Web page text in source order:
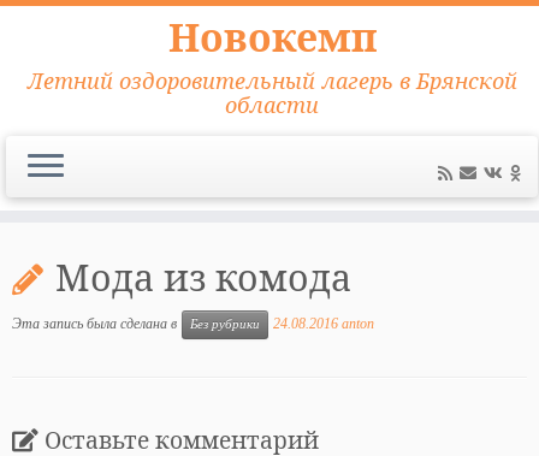
содержимому
Новокемп
Летний оздоровительный лагерь в Брянской
области
Мода из комода
Эта запись была сделана в Без рубрики 24.08.2016 anton
Оставьте комментарий